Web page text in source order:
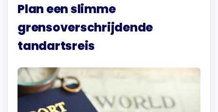
Plan een slimme
grensoverschrijdende
tandartsreis